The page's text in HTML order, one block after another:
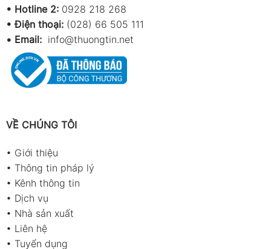
• Hotline 2: 0928 218 268
• Điện thoại: (028) 66 505 111
• Email: info@thuongtin.net
VỀ CHÚNG TÔI
• Giới thiệu
• Thông tin pháp lý
• Kênh thông tin
• Dịch vụ
• Nhà sản xuất
• Liên hệ
• Tuyển dụng